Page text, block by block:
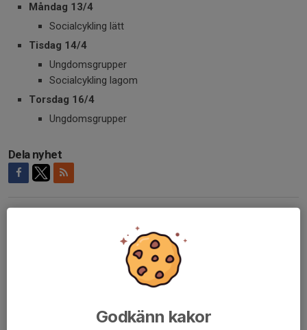
Måndag 13/4
Socialcykling lätt
Tisdag 14/4
Ungdomsgrupper
Socialcykling lagom
Torsdag 16/4
Ungdomsgrupper
Dela nyhet
Anders Bergström13 apr, 08:11
Ölmstad MTB kommer i år att köras den 2026-05-30
Då var de inritade 👆Godkänn kakor